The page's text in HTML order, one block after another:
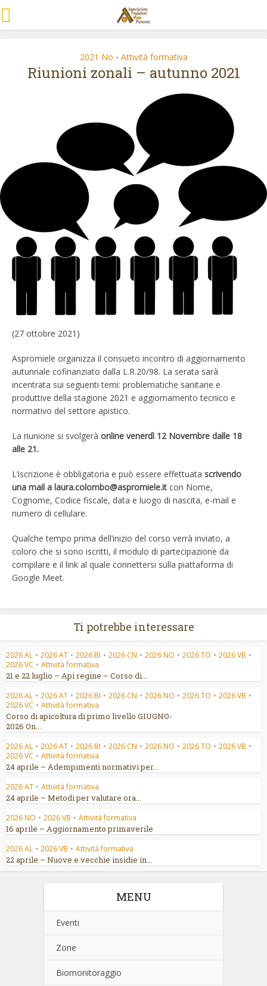
2021 No • Attività formativa
Riunioni zonali – autunno 2021
(27 ottobre 2021)
Aspromiele organizza il consueto incontro di aggiornamento
autunnale cofinanziato dalla L.R.20/98. La serata sarà
incentrata sui seguenti temi: problematiche sanitarie e
produttive della stagione 2021 e aggiornamento tecnico e
normativo del settore apistico.
La riunione si svolgerà online venerdì 12 Novembre dalle 18
alle 21.
L’iscrizione è obbligatoria e può essere effettuata scrivendo
una mail a laura.colombo@aspromiele.it con Nome,
Cognome, Codice fiscale, data e luogo di nascita, e-mail e
numero di cellulare.
Qualche tempo prima dell’inizio del corso verrà inviato, a
coloro che si sono iscritti, il modulo di partecipazione da
compilare e il link al quale connettersi sulla piattaforma di
Google Meet.
Ti potrebbe interessare
2026 AL • 2026 AT • 2026 BI • 2026 CN • 2026 NO • 2026 TO • 2026 VB •
2026 VC • Attività formativa
21 e 22 luglio – Api regine – Corso di...
2026 AL • 2026 AT • 2026 BI • 2026 CN • 2026 NO • 2026 TO • 2026 VB •
2026 VC • Attività formativa
Corso di apicoltura di primo livello GIUGNO-
2026 On...
2026 AL • 2026 AT • 2026 BI • 2026 CN • 2026 NO • 2026 TO • 2026 VB •
2026 VC • Attività formativa
24 aprile – Adempimenti normativi per...
2026 AT • Attività formativa
24 aprile – Metodi per valutare ora...
2026 NO • 2026 VB • Attività formativa
16 aprile – Aggiornamento primaverile
2026 AL • 2026 VB • Attività formativa
22 aprile – Nuove e vecchie insidie in...
MENU
Eventi
Zone
Biomonitoraggio